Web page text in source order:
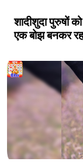
शादीशुदा पुरुषों
एक बोझ बनकर रह